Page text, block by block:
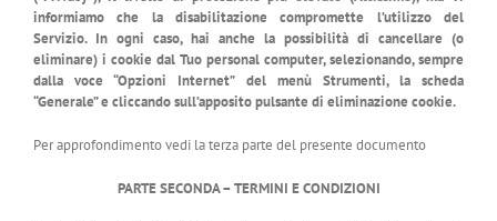
informiamo che la disabilitazione compromette l’utilizzo del
Servizio. In ogni caso, hai anche la possibilità di cancellare (o
eliminare) i cookie dal Tuo personal computer, selezionando, sempre
dalla voce “Opzioni Internet” del menù Strumenti, la scheda
“Generale” e cliccando sull’apposito pulsante di eliminazione cookie.
Per approfondimento vedi la terza parte del presente documento
PARTE SECONDA – TERMINI E CONDIZIONI